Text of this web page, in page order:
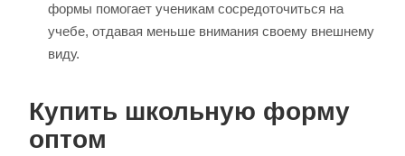
формы помогает ученикам сосредоточиться на
учебе, отдавая меньше внимания своему внешнему
виду.
Купить школьную форму
оптом